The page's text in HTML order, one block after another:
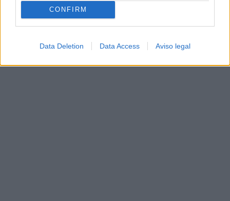
CONFIRM
Data Deletion Data Access Aviso legal